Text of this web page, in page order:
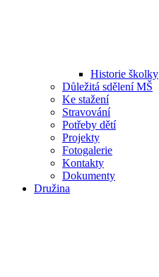
Historie školky
Důležitá sdělení MŠ
Ke stažení
Stravování
Potřeby dětí
Projekty
Fotogalerie
Kontakty
Dokumenty
Družina